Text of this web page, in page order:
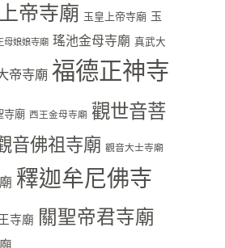
帝寺廟 玉皇上帝寺廟 玉
母娘娘寺廟 瑤池金母寺廟 真武大
帝寺廟 福德正神寺
寺廟 西王金母寺廟 觀世音菩
音佛祖寺廟 觀音大士寺廟
釋迦牟尼佛寺
寺廟 關聖帝君寺廟